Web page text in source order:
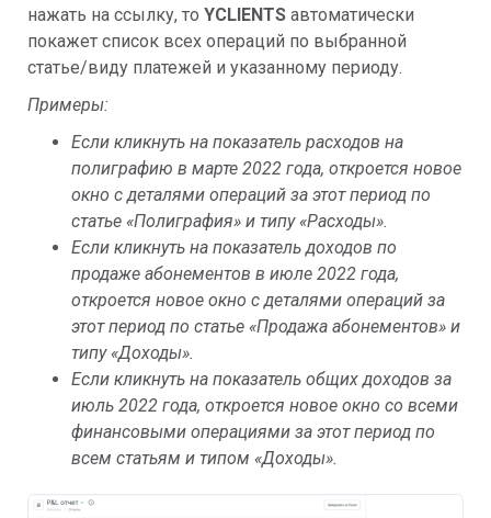
нажать на ссылку, то YCLIENTS автоматически
покажет список всех операций по выбранной
статье/виду платежей и указанному периоду.
Примеры:
Если кликнуть на показатель расходов на
полиграфию в марте 2022 года, откроется новое
окно с деталями операций за этот период по
статье «Полиграфия» и типу «Расходы».
Если кликнуть на показатель доходов по
продаже абонементов в июле 2022 года,
откроется новое окно с деталями операций за
этот период по статье «Продажа абонементов» и
типу «Доходы».
Если кликнуть на показатель общих доходов за
июль 2022 года, откроется новое окно со всеми
финансовыми операциями за этот период по
всем статьям и типом «Доходы».